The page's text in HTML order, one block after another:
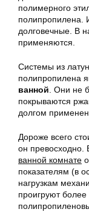
полимерного
полипропилена.
долговечные. В
применяются.
Системы из
полипропилена
ванной. Они не
покрываются
долгом
Дороже всего
он превосходно.
ванной комнате
показателям (в
нагрузкам
проигруют